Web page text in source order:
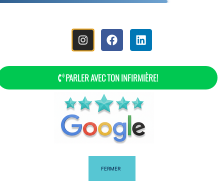
Le Beurre De Karité Et Son Effet Sur
Les Cheveux
PARLER AVEC TON INFIRMIÈRE!
FERMER